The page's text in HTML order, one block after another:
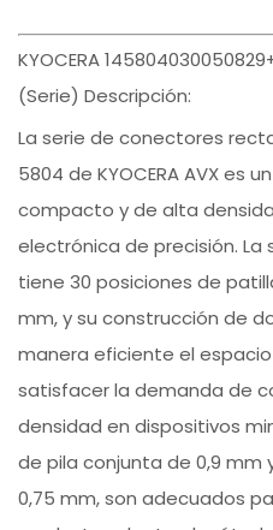
KYOCERA
(Serie) Descripción:
La serie de conectores
5804 de KYOCERA AVX es
compacto y de alta
electrónica de precisión. La
tiene 30 posiciones de
mm, y su construcción de
manera eficiente el
satisfacer la demanda de
densidad en dispositivos
de pila conjunta de 0,9 mm
0,75 mm, son adecuados